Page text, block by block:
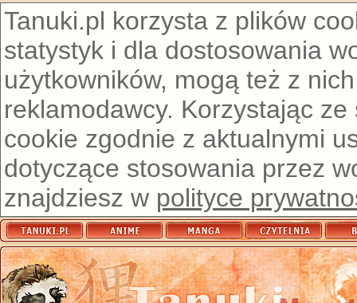
Tanuki.pl korzysta z plików
statystyk i dla dostosowania
użytkowników, mogą też z
reklamodawcy. Korzystając
cookie zgodnie z aktualnymi
dotyczące stosowania przez
znajdziesz w polityce